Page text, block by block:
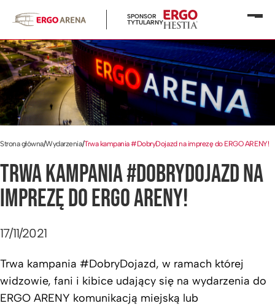
SPONSOR
TYTULARNY
Strona główna/Wydarzenia/Trwa kampania #DobryDojazd na imprezę do ERGO ARENY!
TRWA KAMPANIA #DOBRYDOJAZD NA
IMPREZĘ DO ERGO ARENY!
17/11/2021
Trwa kampania #DobryDojazd, w ramach której
widzowie, fani i kibice udający się na wydarzenia do
ERGO ARENY komunikacją miejską lub